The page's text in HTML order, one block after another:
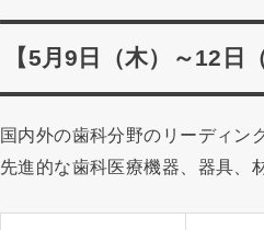
【5月9日（木）～12
国内外の歯科分野のリーディン
先進的な歯科医療機器、器具、